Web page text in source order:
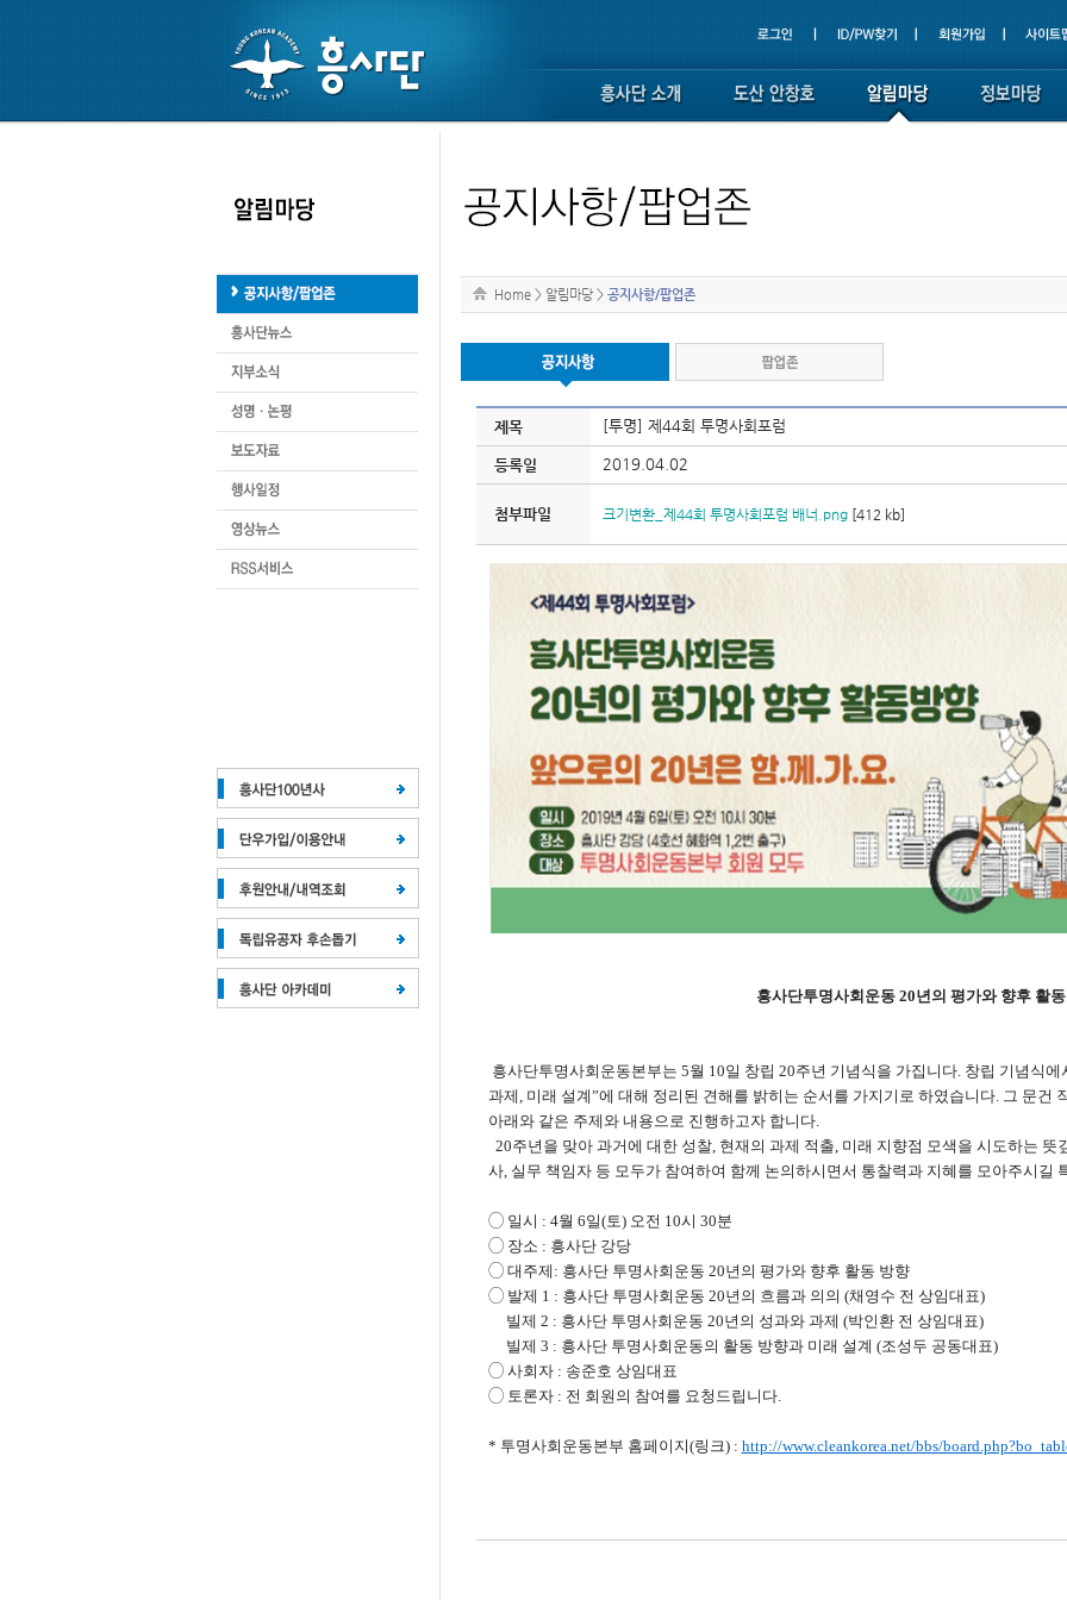
Home > 알림마당 > 공지사항/팝업존
제목 [투명] 제44회 투명사회포럼
등록일 2019.04.02
첨부파일 크기변환_제44회 투명사회포럼 배너.png[412 kb]
흥사단투명사회운동 20년의 평가와 향후 활
흥사단투명사회운동본부는 5월 10일 창립 20주년 기념식을 가집니다. 창립 기념식
과제, 미래 설계”에 대해 정리된 견해를 밝히는 순서를 가지기로 하였습니다. 그 문건
아래와 같은 주제와 내용으로 진행하고자 합니다.
20주년을 맞아 과거에 대한 성찰, 현재의 과제 적출, 미래 지향점 모색을 시도하는 뜻
사, 실무 책임자 등 모두가 참여하여 함께 논의하시면서 통찰력과 지혜를 모아주시
◯ 일시 : 4월 6일(토) 오전 10시 30분
◯ 장소 : 흥사단 강당
◯ 대주제: 흥사단 투명사회운동 20년의 평가와 향후 활동 방향
◯ 발제 1 : 흥사단 투명사회운동 20년의 흐름과 의의 (채영수 전 상임대표)
빌제 2 : 흥사단 투명사회운동 20년의 성과와 과제 (박인환 전 상임대표)
빌제 3 : 흥사단 투명사회운동의 활동 방향과 미래 설계 (조성두 공동대표)
◯ 사회자 : 송준호 상임대표
◯ 토론자 : 전 회원의 참여를 요청드립니다.
* 투명사회운동본부 홈페이지(링크) : http://www.cleankorea.net/bbs/